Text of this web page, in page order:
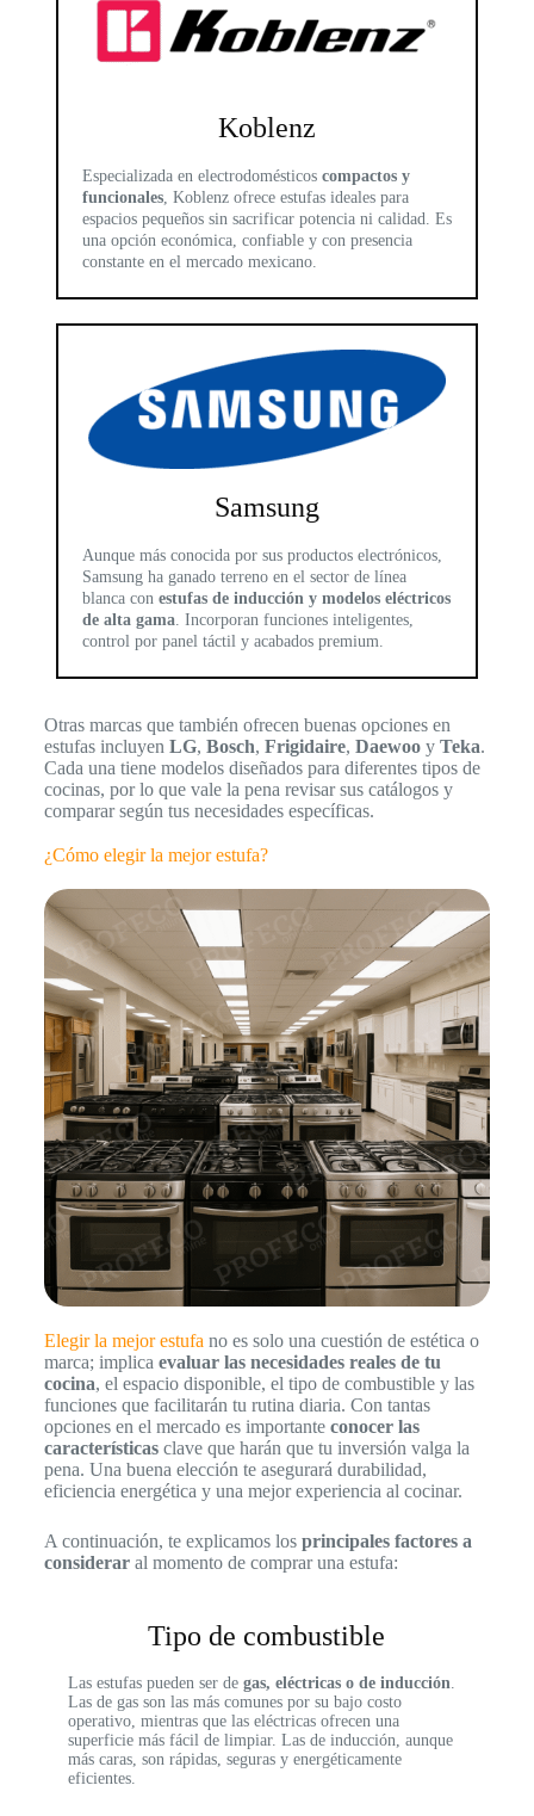
Koblenz
Especializada en electrodomésticos compactos y
funcionales, Koblenz ofrece estufas ideales para
espacios pequeños sin sacrificar potencia ni calidad. Es
una opción económica, confiable y con presencia
constante en el mercado mexicano.
Samsung
Aunque más conocida por sus productos electrónicos,
Samsung ha ganado terreno en el sector de línea
blanca con estufas de inducción y modelos eléctricos
de alta gama. Incorporan funciones inteligentes,
control por panel táctil y acabados premium.
Otras marcas que también ofrecen buenas opciones en
estufas incluyen LG, Bosch, Frigidaire, Daewooy Teka.
Cada una tiene modelos diseñados para diferentes tipos de
cocinas, por lo que vale la pena revisar sus catálogos y
comparar según tus necesidades específicas.
¿Cómo elegir la mejor estufa?
Elegir la mejor estufano es solo una cuestión de estética o
marca; implicaevaluar las necesidades reales de tu
cocina, el espacio disponible, el tipo de combustible y las
funciones que facilitarán tu rutina diaria. Con tantas
opciones en el mercado es importanteconocer las
característicasclave que harán que tu inversión valga la
pena. Una buena elección te asegurará durabilidad,
eficiencia energética y una mejor experiencia al cocinar.
A continuación, te explicamos los principales factores a
consideraral momento de comprar una estufa:
Tipo de combustible
Las estufas pueden ser de gas, eléctricas o de inducción.
Las de gas son las más comunes por su bajo costo
operativo, mientras que las eléctricas ofrecen una
superficie más fácil de limpiar. Las de inducción, aunque
más caras, son rápidas, seguras y energéticamente
eficientes.